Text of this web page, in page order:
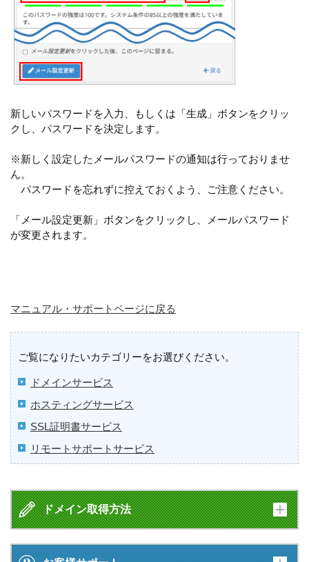
新しいパスワードを入力、もしくは「生成」ボタンをクリッ
クし、パスワードを決定します。
※新しく設定したメールパスワードの通知は行っておりませ
ん。
パスワードを忘れずに控えておくよう、ご注意ください。
「メール設定更新」ボタンをクリックし、メールパスワード
が変更されます。
マニュアル・サポートページに戻る
ご覧になりたいカテゴリーをお選びください。
ドメインサービス
ホスティングサービス
SSL証明書サービス
リモートサポートサービス
ドメイン取得方法